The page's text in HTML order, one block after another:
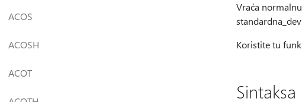
ACOS
ACOSH
ACOT
Vraća
Koristite tu
Sintaksa